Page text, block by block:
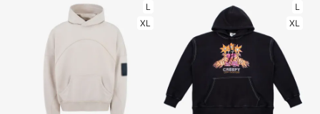
L
XL
L
XL